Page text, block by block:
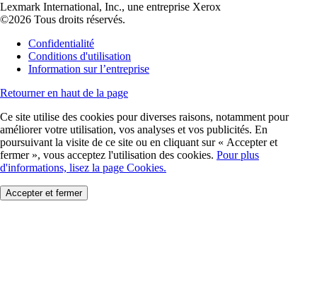
Lexmark International, Inc., une entreprise Xerox
©2026 Tous droits réservés.
Confidentialité
Conditions d'utilisation
Information sur l’entreprise
Retourner en haut de la page
Ce site utilise des cookies pour diverses raisons, notamment pour
améliorer votre utilisation, vos analyses et vos publicités. En
poursuivant la visite de ce site ou en cliquant sur « Accepter et
fermer », vous acceptez l'utilisation des cookies. Pour plus
d'informations, lisez la page Cookies.
Accepter et fermer